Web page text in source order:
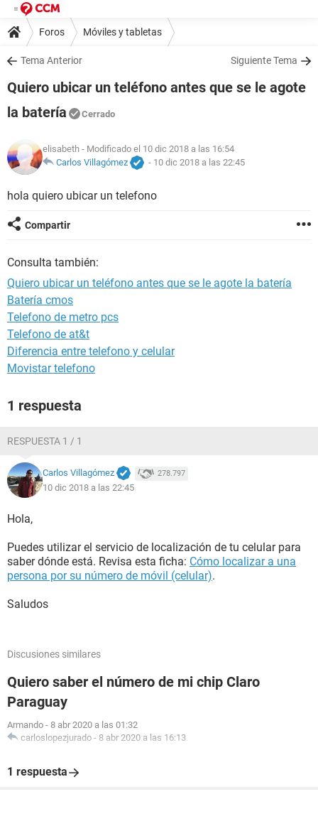
Foros Móviles y tabletas
Tema Anterior Siguiente Tema
Quiero ubicar un teléfono antes que se le agote
la batería
Cerrado
elisabeth - Modificado el 10 dic 2018 a las 16:54
Carlos Villagómez
- 10 dic 2018 a las 22:45
hola quiero ubicar un telefono
Compartir
Consulta también:
Quiero ubicar un teléfono antes que se le agote la batería
Batería cmos
Telefono de metro pcs
Telefono de at&t
Diferencia entre telefono y celular
Movistar telefono
1 respuesta
RESPUESTA 1 / 1
Carlos Villagómez 278.797
10 dic 2018 a las 22:45
Hola,
Puedes utilizar el servicio de localización de tu celular para
saber dónde está. Revisa esta ficha: Cómo localizar a una
persona por su número de móvil (celular).
Saludos
Discusiones similares
Quiero saber el número de mi chip Claro
Paraguay
Armando - 8 abr 2020 a las 01:32
carloslopezjurado - 8 abr 2020 a las 16:13
1 respuesta